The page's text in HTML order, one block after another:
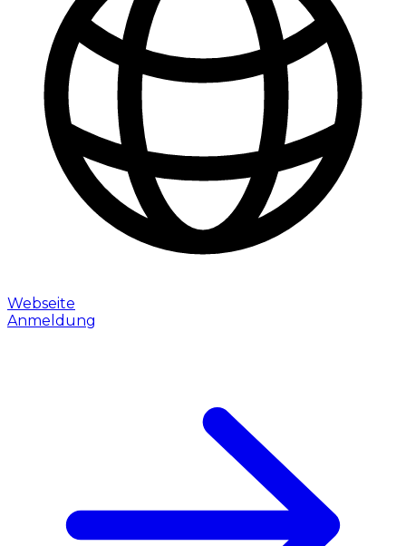
Webseite
Anmeldung